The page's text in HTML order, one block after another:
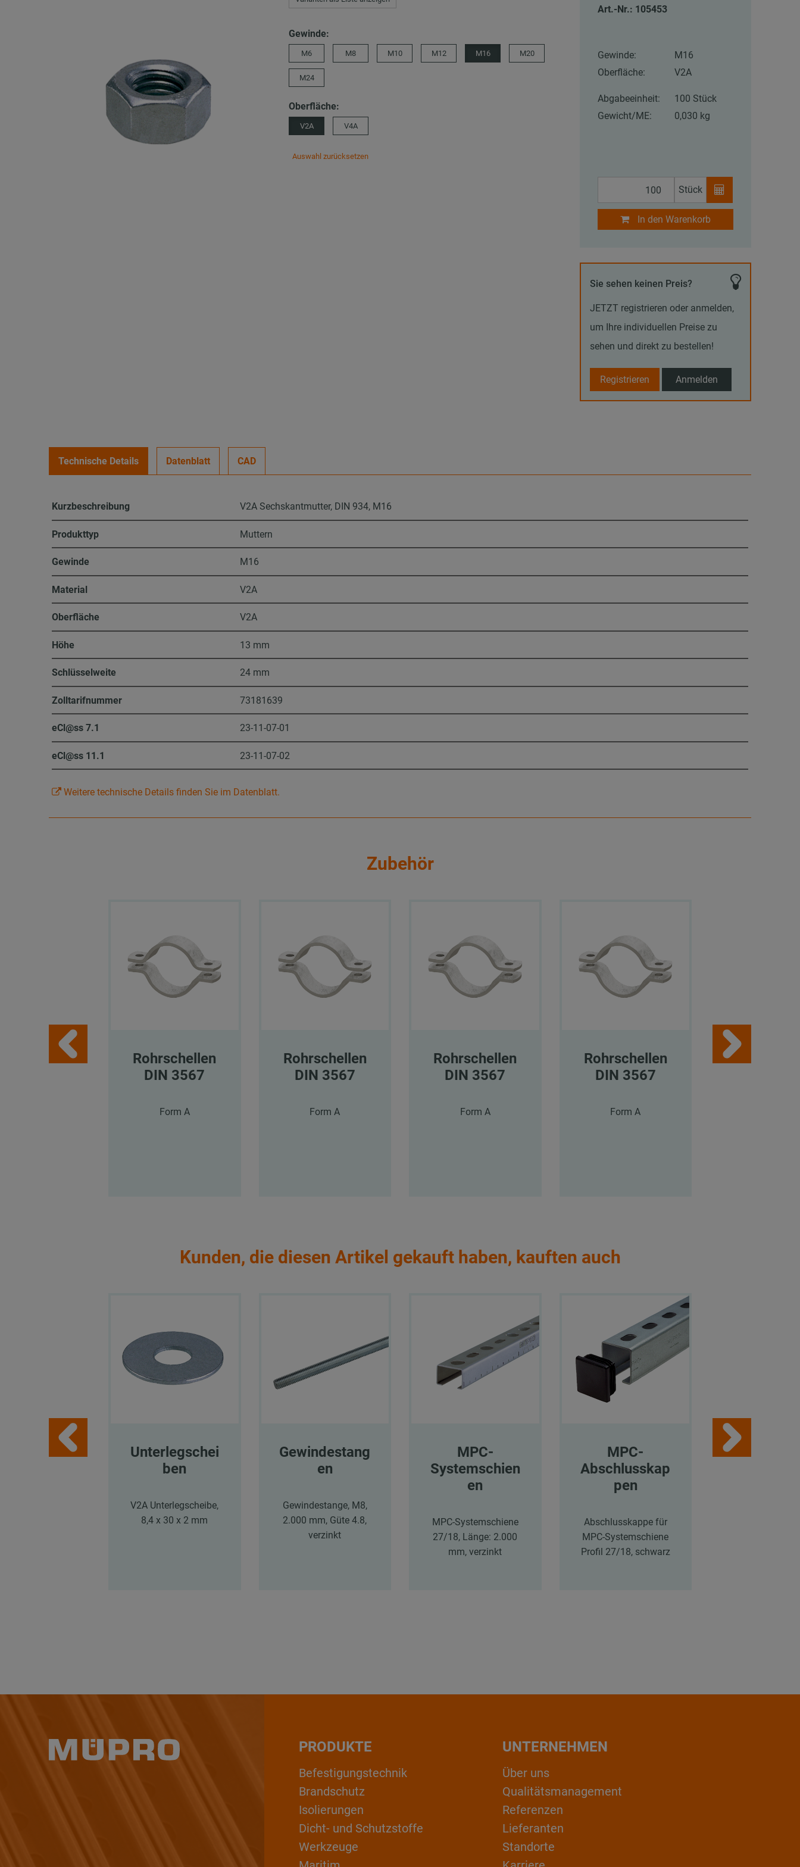
Gewinde:
M6 M8 M10 M12 M16 M20
M24
Oberfläche:
V2A V4A
Auswahl zurücksetzen
Art.-Nr.: 105453
Gewinde:
M16
Oberfläche:
V2A
Abgabeeinheit:
100 Stück
Gewicht/ME:
0,030 kg
Stück
In den Warenkorb
Sie sehen keinen Preis?
JETZT registrieren oder anmelden,
um Ihre individuellen Preise zu
sehen und direkt zu bestellen!
Registrieren Anmelden
Technische Details Datenblatt CAD
Kurzbeschreibung V2A Sechskantmutter, DIN 934, M16
Produkttyp Muttern
Gewinde M16
Material V2A
Oberfläche V2A
Höhe 13 mm
Schlüsselweite 24 mm
Zolltarifnummer 73181639
eCl@ss 7.1 23-11-07-01
eCl@ss 11.1 23-11-07-02
Weitere technische Details finden Sie im Datenblatt.
Zubehör
Rohrschellen
DIN 3567
Form A
Rohrschellen
DIN 3567
Form A
Rohrschellen
DIN 3567
Form A
Rohrschellen
DIN 3567
Form A
Kunden, die diesen Artikel gekauft haben, kauften auch
Unterlegschei
ben
V2A Unterlegscheibe,
8,4 x 30 x 2 mm
Gewindestang
en
Gewindestange, M8,
2.000 mm, Güte 4.8,
verzinkt
MPC-
Systemschien
en
MPC-Systemschiene
27/18, Länge: 2.000
mm, verzinkt
MPC-
Abschlusskap
pen
Abschlusskappe für
MPC-Systemschiene
Profil 27/18, schwarz
PRODUKTE
Befestigungstechnik
Brandschutz
Isolierungen
Dicht- und Schutzstoffe
Werkzeuge
UNTERNEHMEN
Über uns
Qualitätsmanagement
Referenzen
Lieferanten
Standorte